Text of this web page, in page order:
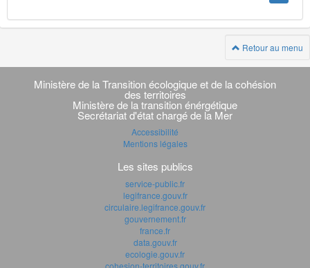
Retour au menu
Navigation
transverse
Ministère de la Transition écologique et de la cohésion
des territoires
Ministère de la transition énérgétique
Secrétariat d'état chargé de la Mer
Accessibilité
Mentions légales
Les sites publics
service-public.fr
legifrance.gouv.fr
circulaire.legifrance.gouv.fr
gouvernement.fr
france.fr
data.gouv.fr
ecologie.gouv.fr
cohesion-territoires.gouv.fr